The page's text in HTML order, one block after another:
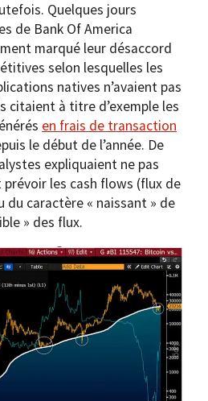
Quelques jours
de Bank Of America
marqué leur désaccord
selon lesquelles les
natives n’avaient pas
citaient à titre d’exemple les
en frais de transaction
le début de l’année. De
expliquaient ne pas
les cash flows (flux de
caractère « naissant » de
» des flux.